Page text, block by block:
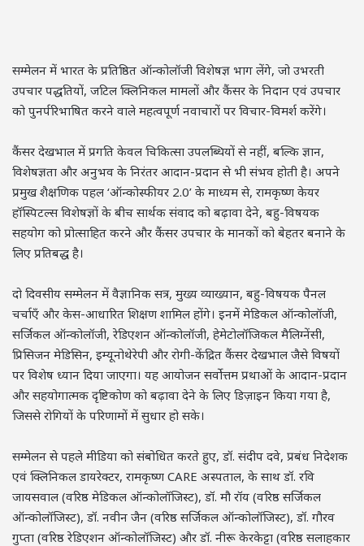
सम्मेलन में भारत के प्रतिष्ठित ऑन्कोलॉजी विशेषज्ञ भाग लेंगे, जो उभरती
उपचार पद्धतियों, जटिल क्लिनिकल मामलों और कैंसर के निदान एवं उपचार
को पुनर्परिभाषित करने वाले महत्वपूर्ण नवाचारों पर विचार-विमर्श करेंगे।
कैंसर देखभाल में प्रगति केवल चिकित्सा उपलब्धियों से नहीं, बल्कि ज्ञान,
विशेषज्ञता और अनुभव के निरंतर आदान-प्रदान से भी संभव होती है। अपने
प्रमुख शैक्षणिक पहल ‘ऑन्कोस्फीयर 2.0’ के माध्यम से, रामकृष्ण केयर
हॉस्पिटल्स विशेषज्ञों के बीच सार्थक संवाद को बढ़ावा देने, बहु-विषयक
सहयोग को प्रोत्साहित करने और कैंसर उपचार के मानकों को बेहतर बनाने के
लिए प्रतिबद्ध है।
दो दिवसीय सम्मेलन में वैज्ञानिक सत्र, मुख्य व्याख्यान, बहु-विषयक पैनल
चर्चाएँ और केस-आधारित शिक्षण शामिल होंगे। इनमें मेडिकल ऑन्कोलॉजी,
सर्जिकल ऑन्कोलॉजी, रेडिएशन ऑन्कोलॉजी, हेमेटोलॉजिकल मैलिग्नेंसी,
प्रिसिजन मेडिसिन, इम्यूनोथेरेपी और रोगी-केंद्रित कैंसर देखभाल जैसे विषयों
पर विशेष ध्यान दिया जाएगा। यह आयोजन सर्वोत्तम प्रथाओं के आदान-प्रदान
और सहयोगात्मक दृष्टिकोण को बढ़ावा देने के लिए डिज़ाइन किया गया है,
जिससे रोगियों के परिणामों में सुधार हो सके।
सम्मेलन से पहले मीडिया को संबोधित करते हुए, डॉ. संदीप दवे, प्रबंध निदेशक
एवं क्लिनिकल डायरेक्टर, रामकृष्ण CARE अस्पताल, के साथ डॉ. रवि
जायसवाल (वरिष्ठ मेडिकल ऑन्कोलॉजिस्ट), डॉ. मौ रॉय (वरिष्ठ सर्जिकल
ऑन्कोलॉजिस्ट), डॉ. नवीन जैन (वरिष्ठ सर्जिकल ऑन्कोलॉजिस्ट), डॉ. गौरव
गुप्ता (वरिष्ठ रेडिएशन ऑन्कोलॉजिस्ट) और डॉ. नीरू केरकेट्टा (वरिष्ठ सलाहकार